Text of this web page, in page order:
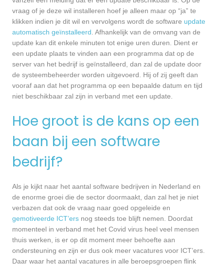
vraag of je deze wil installeren hoef je alleen maar op “ja” te
klikken indien je dit wil en vervolgens wordt de software update
automatisch geïnstalleerd . Afhankelijk van de omvang van de
update kan dit enkele minuten tot enige uren duren. Dient er
een update plaats te vinden aan een programma dat op de
server van het bedrijf is geïnstalleerd, dan zal de update door
de systeembeheerder worden uitgevoerd. Hij of zij geeft dan
vooraf aan dat het programma op een bepaalde datum en tijd
niet beschikbaar zal zijn in verband met een update.
Hoe groot is de kans op een
baan bij een software
bedrijf?
Als je kijkt naar het aantal software bedrijven in Nederland en
de enorme groei die de sector doormaakt, dan zal het je niet
verbazen dat ook de vraag naar goed opgeleide en
gemotiveerde ICT’ers nog steeds toe blijft nemen. Doordat
momenteel in verband met het Covid virus heel veel mensen
thuis werken, is er op dit moment meer behoefte aan
ondersteuning en zijn er dus ook meer vacatures voor ICT’ers.
Daar waar het aantal vacatures in alle beroepsgroepen flink